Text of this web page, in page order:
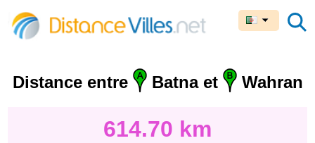
Distance entre Batna et Wahran
614.70 km